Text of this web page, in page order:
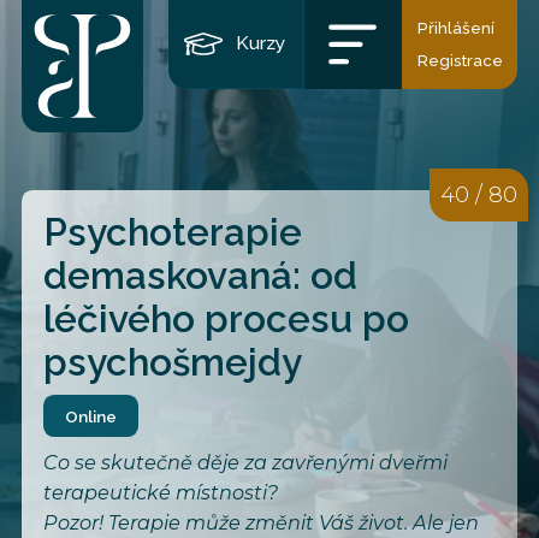
Kurzy
Přihlášení
Registrace
Psychoterapie
demaskovaná: od
léčivého procesu po
psychošmejdy
Online
40 / 80
Co se skutečně děje za zavřenými dveřmi
terapeutické místnosti?
Pozor! Terapie může změnit Váš život. Ale jen